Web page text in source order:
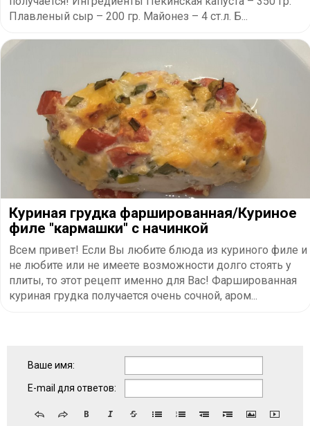
Плавленый сыр – 200 гр. Майонез – 4 ст.л. Б...
Куриная грудка фаршированная/Куриное
филе "кармашки" с начинкой
Всем привет! Если Вы любите блюда из куриного филе и
не любите или не имеете возможности долго стоять у
плиты, то этот рецепт именно для Вас! Фаршированная
куриная грудка получается очень сочной, аром...
Ваше имя:
E-mail для ответов: